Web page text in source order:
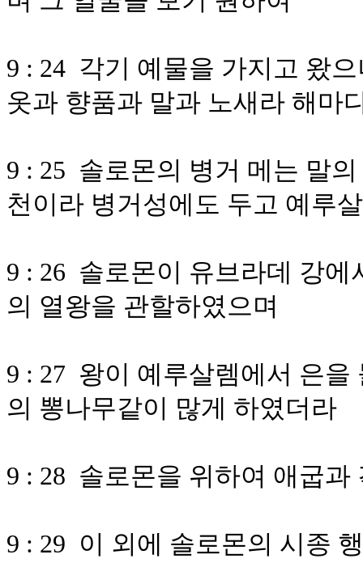
9 : 24 각기 예물을 가지고 왔
옷과 향품과 말과 노새라 해마
9 : 25 솔로몬의 병거 메는 말
천이라 병거성에도 두고 예루
9 : 26 솔로몬이 유브라데 강
의 열왕을 관할하였으며
9 : 27 왕이 예루살렘에서 은
의 뽕나무같이 많게 하였더라
9 : 28 솔로몬을 위하여 애굽
9 : 29 이 외에 솔로몬의 시종